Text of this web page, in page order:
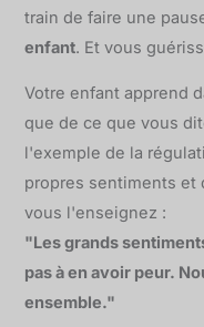
train de faire une
enfant. Et vous
Votre enfant apprend
que de ce que vous
l'exemple de la
propres sentiments et
vous l'enseignez :
"Les grands
pas à en avoir peur.
ensemble."